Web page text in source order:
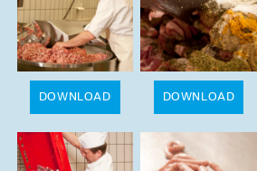
DOWNLOAD DOWNLOAD